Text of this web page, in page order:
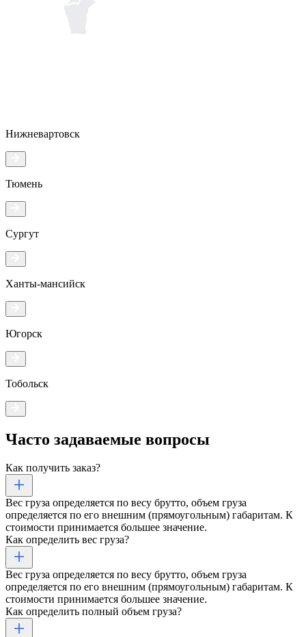
Нижневартовск
Тюмень
Сургут
Ханты-мансийск
Югорск
Тобольск
Часто задаваемые вопросы
Как получить заказ?
Вес груза определяется по весу брутто, объем груза
определяется по его внешним (прямоугольным) габаритам. К
стоимости принимается большее значение.
Как определить вес груза?
Вес груза определяется по весу брутто, объем груза
определяется по его внешним (прямоугольным) габаритам. К
стоимости принимается большее значение.
Как определить полный объем груза?